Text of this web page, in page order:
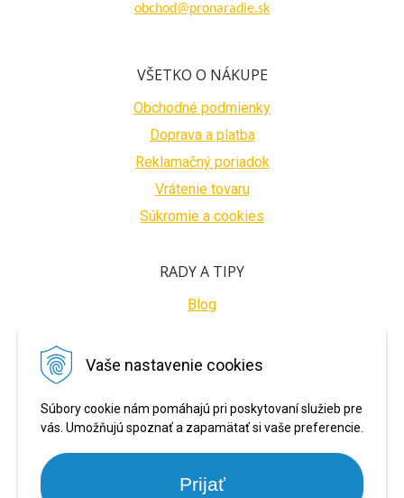
Vaše nastavenie cookies
Súbory cookie nám pomáhajú pri poskytovaní služieb pre
vás. Umožňujú spoznať a zapamätať si vaše preferencie.
Prijať
obchod@pronaradie.sk
VŠETKO O NÁKUPE
Obchodné podmienky
Doprava a platba
Reklamačný poriadok
Vrátenie tovaru
Súkromie a cookies
RADY A TIPY
Blog
BEZPEČNÉ PLATBY